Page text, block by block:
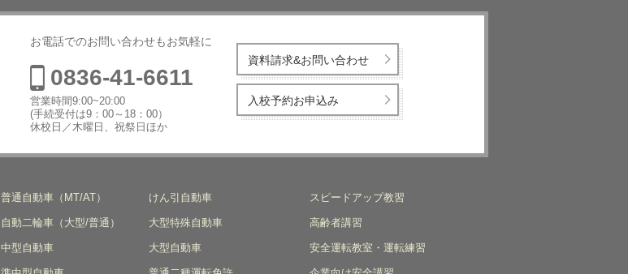
お電話でのお問い合わせもお気軽に
0836-41-6611
営業時間9:00~20:00
(手続受付は9：00～18：00）
休校日／木曜日、祝祭日ほか
資料請求&お問い合わせ
入校予約お申込み
普通自動車（MT/AT）
自動二輪車（大型/普通）
中型自動車
けん引自動車
大型特殊自動車
大型自動車
スピードアップ教習
高齢者講習
安全運転教室・運転練習